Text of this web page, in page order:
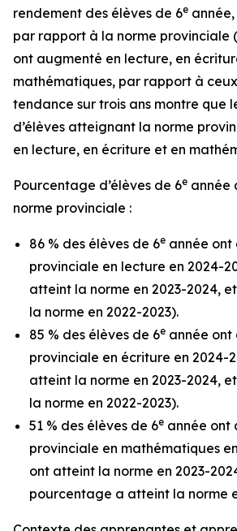
rendement des élèves de 6e
par rapport à la norme provinciale
ont augmenté en lecture, en
mathématiques, par rapport à
tendance sur trois ans montre que
d’élèves atteignant la norme
en lecture, en écriture et en
Pourcentage d’élèves de 6e année
norme provinciale :
86 % des élèves de 6e année
provinciale en lecture en 2024-
atteint la norme en 2023-2024,
la norme en 2022-2023).
85 % des élèves de 6e année
provinciale en écriture en 2024-
atteint la norme en 2023-2024,
la norme en 2022-2023).
51 % des élèves de 6e année ont
provinciale en mathématiques
ont atteint la norme en 2023-
pourcentage a atteint la norme